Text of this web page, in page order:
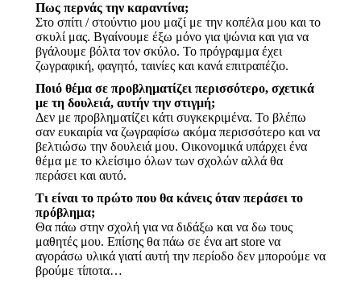
Πως περνάς την καραντίνα;
Στο σπίτι / στούντιο μου μαζί με την κοπέλα μου και το
σκυλί μας. Βγαίνουμε έξω μόνο για ψώνια και για να
βγάλουμε βόλτα τον σκύλο. Το πρόγραμμα έχει
ζωγραφική, φαγητό, ταινίες και κανά επιτραπέζιο.
Ποιό θέμα σε προβληματίζει περισσότερο, σχετικά
με τη δουλειά, αυτήν την στιγμή;
Δεν με προβληματίζει κάτι συγκεκριμένα. Το βλέπω
σαν ευκαιρία να ζωγραφίσω ακόμα περισσότερο και να
βελτιώσω την δουλειά μου. Οικονομικά υπάρχει ένα
θέμα με το κλείσιμο όλων των σχολών αλλά θα
περάσει και αυτό.
Τι είναι το πρώτο που θα κάνεις όταν περάσει το
πρόβλημα;
Θα πάω στην σχολή για να διδάξω και να δω τους
μαθητές μου. Επίσης θα πάω σε ένα art store να
αγοράσω υλικά γιατί αυτή την περίοδο δεν μπορούμε να
βρούμε τίποτα…